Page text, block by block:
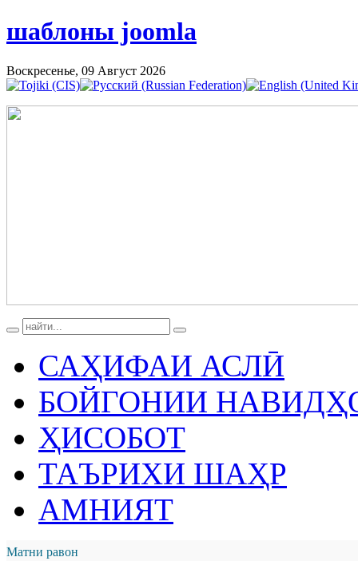
шаблоны joomla
Воскресенье, 09 Август 2026
САҲИФАИ АСЛӢ
БОЙГОНИИ
ҲИСОБОТ
ТАЪРИХИ ШАҲР
АМНИЯТ
Матни равон